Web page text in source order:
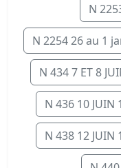
N
N 2254 26 au 1
N 434 7 ET 8
N 436 10 JUIN
N 438 12 JUIN